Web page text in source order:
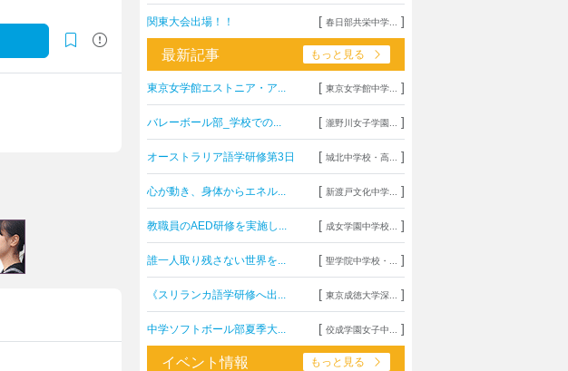
関東大会出場！！ [ 春日部共栄中学... ]
最新記事 もっと見る
東京女学館エストニア・ア... [ 東京女学館中学... ]
バレーボール部_学校での... [ 瀧野川女子学園... ]
オーストラリア語学研修第3日 [ 城北中学校・高... ]
心が動き、身体からエネル... [ 新渡戸文化中学... ]
教職員のAED研修を実施し... [ 成女学園中学校... ]
誰一人取り残さない世界を... [ 聖学院中学校・... ]
《スリランカ語学研修へ出... [ 東京成徳大学深... ]
中学ソフトボール部夏季大... [ 佼成学園女子中... ]
イベント情報 もっと見る